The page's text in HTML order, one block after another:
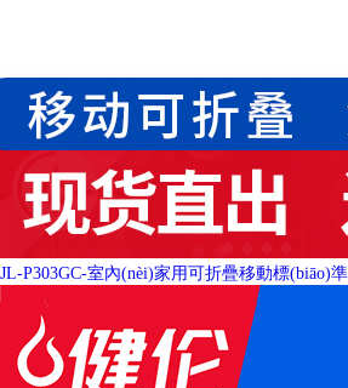
JL-P303GC-室內(nèi)家用可折疊移動標(biāo)